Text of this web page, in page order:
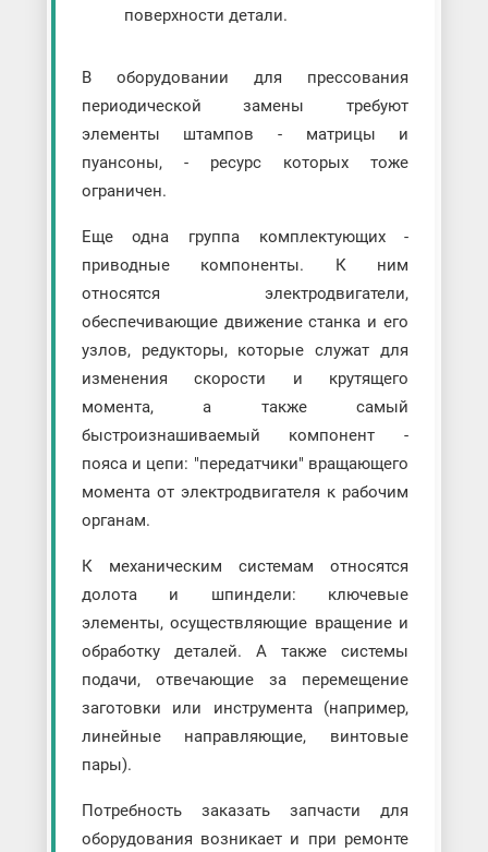
поверхности детали.
В оборудовании для прессования
периодической замены требуют
элементы штампов - матрицы и
пуансоны, - ресурс которых тоже
ограничен.
Еще одна группа комплектующих -
приводные компоненты. К ним
относятся электродвигатели,
обеспечивающие движение станка и его
узлов, редукторы, которые служат для
изменения скорости и крутящего
момента, а также самый
быстроизнашиваемый компонент -
пояса и цепи: "передатчики" вращающего
момента от электродвигателя к рабочим
органам.
К механическим системам относятся
долота и шпиндели: ключевые
элементы, осуществляющие вращение и
обработку деталей. А также системы
подачи, отвечающие за перемещение
заготовки или инструмента (например,
линейные направляющие, винтовые
пары).
Потребность заказать запчасти для
оборудования возникает и при ремонте